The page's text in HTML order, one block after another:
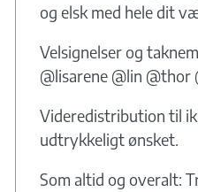
og elsk med hele dit
Velsignelser og
@lisarene @lin @thor
Videredistribution til
udtrykkeligt ønsket.
Som altid og overalt: